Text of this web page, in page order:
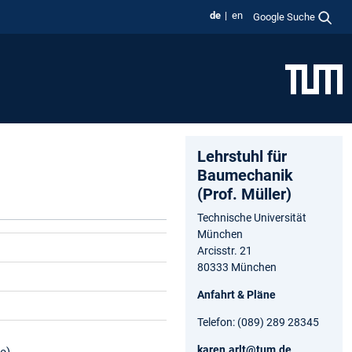
de en Google Suche
Lehrstuhl für
Baumechanik
(Prof. Müller)
Technische Universität
München
Arcisstr. 21
80333 München
Anfahrt & Pläne
Telefon: (089) 289 28345
karen.arlt@tum.de